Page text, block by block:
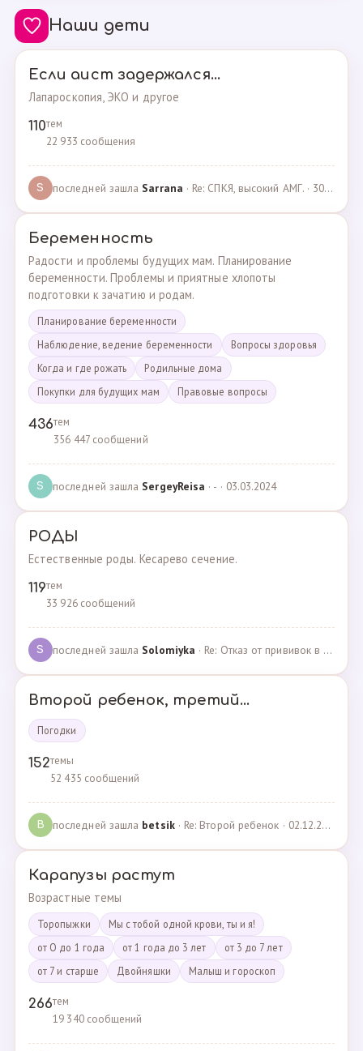
Наши дети
Если аист задержался...
Лапароскопия, ЭКО и другое
110тем
22 933 сообщения
S последней зашла Sarrana · Re: СПКЯ, высокий АМГ. · 30.04.2025
Беременность
Радости и проблемы будущих мам. Планирование
беременности. Проблемы и приятные хлопоты
подготовки к зачатию и родам.
Планирование беременности
Наблюдение, ведение беременности
Вопросы здоровья
Когда и где рожать
Родильные дома
Покупки для будущих мам
Правовые вопросы
436тем
356 447 сообщений
S последней зашла SergeyReisa · - · 03.03.2024
РОДЫ
Естественные роды. Кесарево сечение.
119тем
33 926 сообщений
S последней зашла Solomiyka · Re: Отказ от прививок в роддоме · 07.05.2022
Второй ребенок, третий...
Погодки
152темы
52 435 сообщений
B последней зашла betsik· Re: Второй ребенок · 02.12.2023
Карапузы растут
Возрастные темы
Торопыжки
Мы с тобой одной крови, ты и я!
от О до 1 года
от 1 года до 3 лет
от 3 до 7 лет
от 7 и старше
Двойняшки Малыш и гороскоп
266тем
19 340 сообщений